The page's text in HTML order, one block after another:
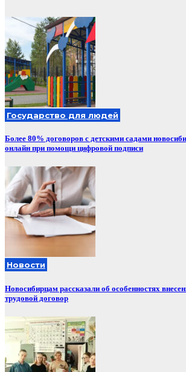
Государство для людей
Более 80% договоров с детскими садами
онлайн при помощи цифровой подписи
Новости
Новосибирцам рассказали об особенностях
трудовой договор